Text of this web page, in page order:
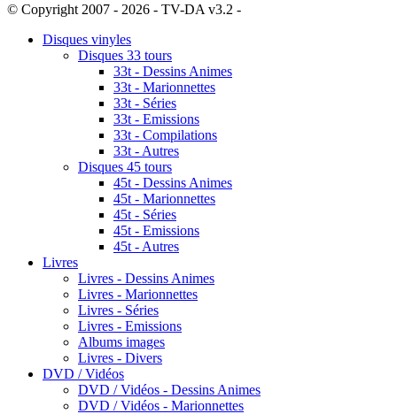
© Copyright 2007 - 2026 - TV-DA v3.2 -
Disques vinyles
Disques 33 tours
33t - Dessins Animes
33t - Marionnettes
33t - Séries
33t - Emissions
33t - Compilations
33t - Autres
Disques 45 tours
45t - Dessins Animes
45t - Marionnettes
45t - Séries
45t - Emissions
45t - Autres
Livres
Livres - Dessins Animes
Livres - Marionnettes
Livres - Séries
Livres - Emissions
Albums images
Livres - Divers
DVD / Vidéos
DVD / Vidéos - Dessins Animes
DVD / Vidéos - Marionnettes